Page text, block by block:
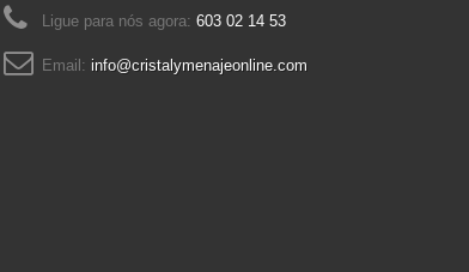
Ligue para nós agora: 603 02 14 53
Email: info@cristalymenajeonline.com